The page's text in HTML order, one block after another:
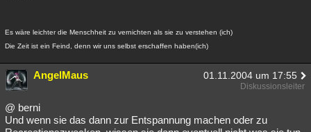
Es wäre leichter die Menschheit zu vernichten als sie zu verstehen (ich)
Die Zeit ist ein Feind, denn wir uns selbst erschaffen haben(ich)
AngelMaus 01.11.2004 um 17:55
Diskussionsleiter
@ berni
Und wenn sie das dann zur Entspannung machen oder zu